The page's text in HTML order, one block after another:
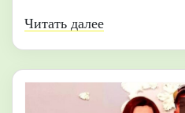
Читать далее